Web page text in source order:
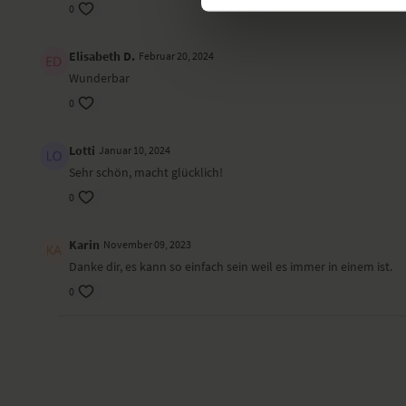
0
Elisabeth D. Februar 20, 2024
Wunderbar
0
Lotti Januar 10, 2024
Sehr schön, macht glücklich!
0
Karin November 09, 2023
Danke dir, es kann so einfach sein weil es immer in einem ist.
0